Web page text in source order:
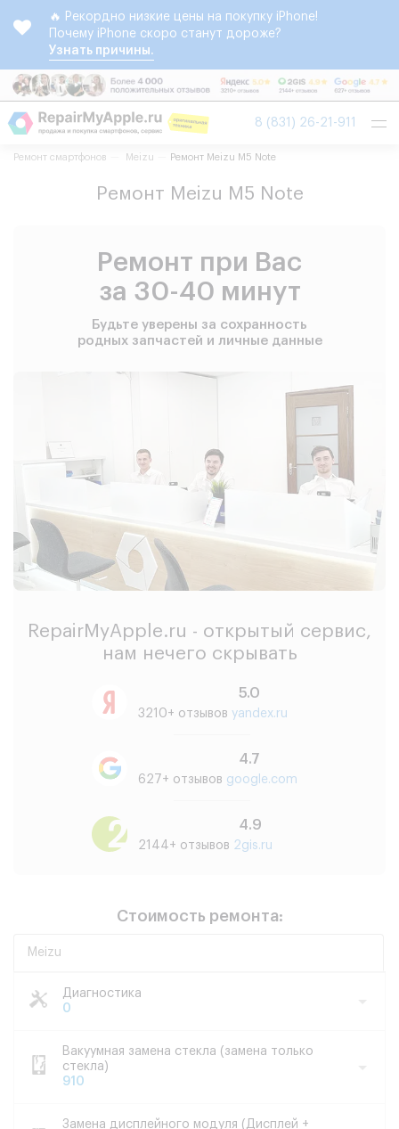
🔥 Рекордно низкие цены на покупку iPhone!
Почему iPhone скоро станут дороже?
Узнать причины.
8 (831) 26-21-911
Ремонт смартфонов Meizu Ремонт Meizu M5 Note
Ремонт Meizu M5 Note
Ремонт при Вас
за 30-40 минут
Будьте уверены за сохранность
родных запчастей и личные данные
RepairMyApple.ru - открытый сервис,
нам нечего скрывать
5.0
3210+ отзывов yandex.ru
4.7
627+ отзывов google.com
4.9
2144+ отзывов 2gis.ru
Стоимость ремонта:
Meizu
Диагностика
0
Вакуумная замена стекла (замена только
стекла)
910
Замена дисплейного модуля (Дисплей +